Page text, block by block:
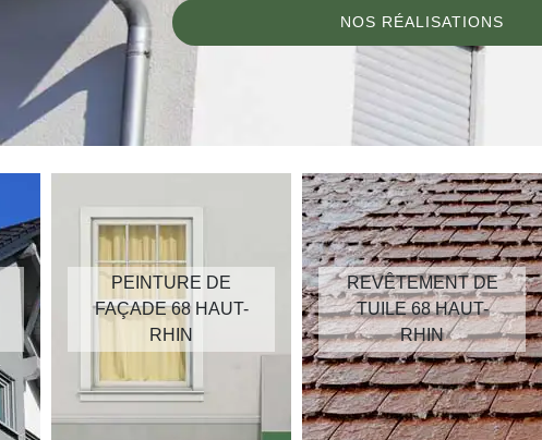
NOS RÉALISATIONS
PEINTURE DE
FAÇADE 68 HAUT-
RHIN
REVÊTEMENT DE
TUILE 68 HAUT-
RHIN